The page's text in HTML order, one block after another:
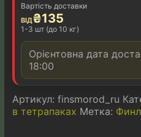
Вартість доставки
ВІД₴135
1-3 шт (до 10 кг)
Орієнтовна дата
18:00
Артикул: finsmorod_ru
в тетрапаках Метка: